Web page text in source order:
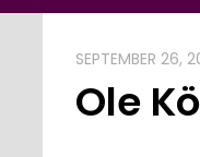
SEPTEMBER 26,
Ole